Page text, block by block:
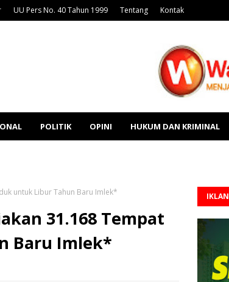
UU Pers No. 40 Tahun 1999 Tentang Kontak
POLITIK OPINI HUKUM DAN KRIMINAL
untuk Libur Tahun Baru Imlek*
31.168 Tempat
Baru Imlek*
IKLAN